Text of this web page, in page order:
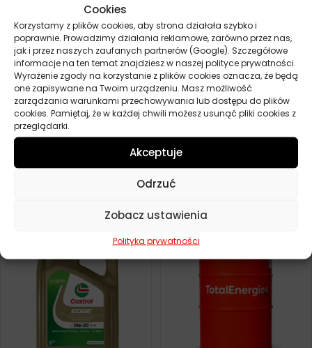
Cookies
Korzystamy z plików cookies, aby strona działała szybko i
poprawnie. Prowadzimy działania reklamowe, zarówno przez nas,
jak i przez naszych zaufanych partnerów (Google). Szczegółowe
informacje na ten temat znajdziesz w naszej polityce prywatności.
Wyrażenie zgody na korzystanie z plików cookies oznacza, że będą
one zapisywane na Twoim urządzeniu. Masz możliwość
zarządzania warunkami przechowywania lub dostępu do plików
cookies. Pamiętaj, że w każdej chwili możesz usunąć pliki cookies z
przeglądarki.
Akceptuje
Odrzuć
Zobacz ustawienia
Polityka prywatności
CASTROL EDGE 0W20 LL IV 1L
61,60